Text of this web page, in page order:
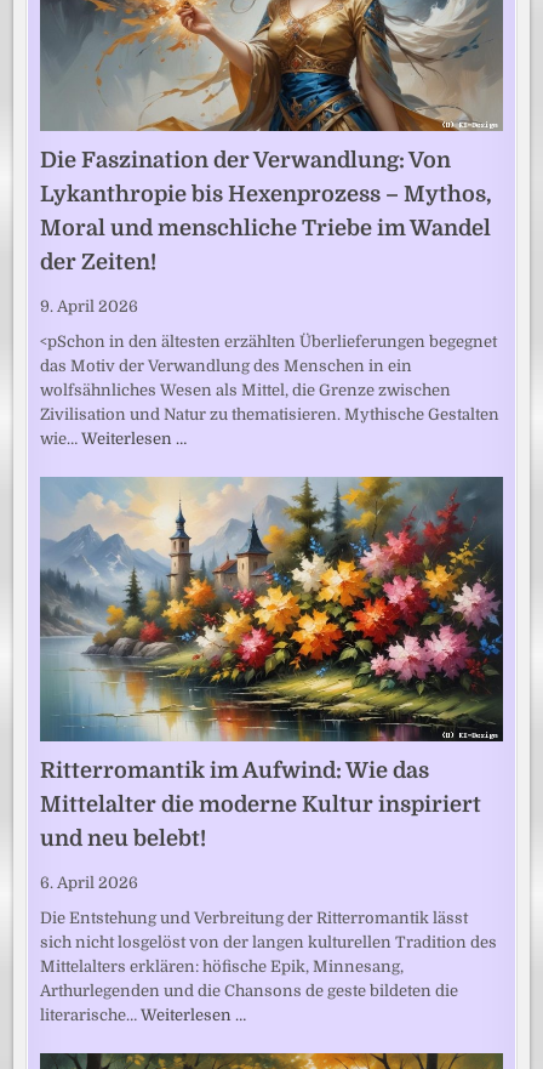
Die Faszination der Verwandlung: Von
Lykanthropie bis Hexenprozess – Mythos,
Moral und menschliche Triebe im Wandel
der Zeiten!
9. April 2026
<pSchon in den ältesten erzählten Überlieferungen begegnet
das Motiv der Verwandlung des Menschen in ein
wolfsähnliches Wesen als Mittel, die Grenze zwischen
Zivilisation und Natur zu thematisieren. Mythische Gestalten
wie…Weiterlesen …
Ritterromantik im Aufwind: Wie das
Mittelalter die moderne Kultur inspiriert
und neu belebt!
6. April 2026
Die Entstehung und Verbreitung der Ritterromantik lässt
sich nicht losgelöst von der langen kulturellen Tradition des
Mittelalters erklären: höfische Epik, Minnesang,
Arthurlegenden und die Chansons de geste bildeten die
literarische…Weiterlesen …